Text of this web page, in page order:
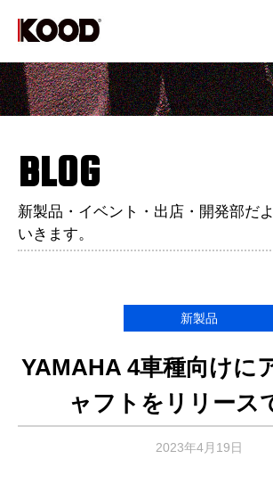
BLOG
新製品・イベント・出店・開発部だ
いきます。
新製品
YAMAHA 4車種向けに
ャフトをリリース
2023年4月19日